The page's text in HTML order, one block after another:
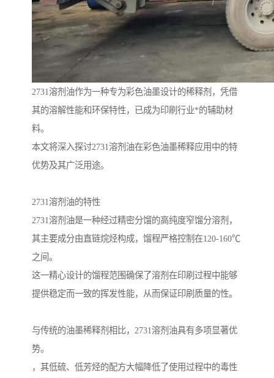
2731溶剂油作为一种专为彩色油墨设计的稀释剂，凭借
其的溶解性能和环保特性，已成为印刷行业*的辅助材
料。
本文将深入探讨2731溶剂油在彩色油墨稀释应用中的特
优势及其广泛用途。
2731溶剂油的特性
2731溶剂油是一种经过精密分馏的高纯度窄馏分溶剂，
其主要成分由直链烷烃构成，馏程严格控制在120-160℃
之间。
这一精心设计的馏程范围确保了溶剂在印刷过程中能够
提供稳定而一致的挥发性能，从而保证印刷质量的性。
与传统的油墨稀释剂相比，2731溶剂油具有多项显著优
势。
，其低硫、低芳烃的配方大幅降低了使用过程中的毒性